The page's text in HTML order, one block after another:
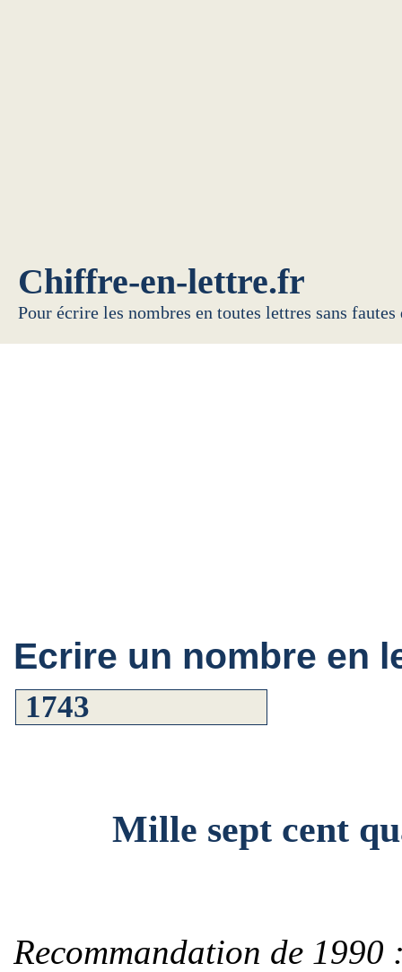
Chiffre-en-lettre.fr
Pour écrire les nombres en toutes lettres sans
Ecrire un nombre en
Mille sept cent
Recommandation de 1990